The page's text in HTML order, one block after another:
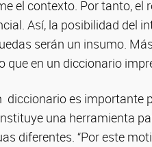
el contexto. Por tanto, el
Así, la posibilidad del
serán un insumo.
que en un diccionario
diccionario es importante
una herramienta
diferentes. “Por este